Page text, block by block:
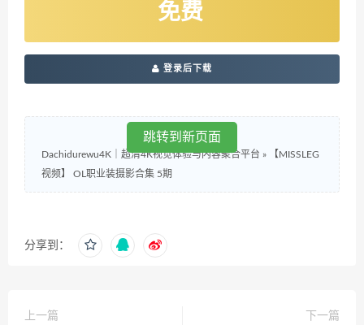
免费
登录后下载
Dachidurewu4K｜超清4K视觉体验与内容聚合平台 »
【MISSLEG
视频】 OL职业装摄影合集 5期
分享到：
上一篇 下一篇
跳转到新页面